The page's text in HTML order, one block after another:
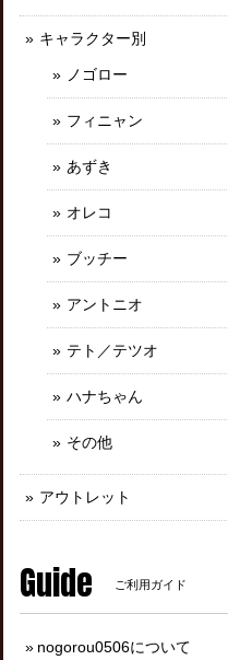
キャラクター別
ノゴロー
フィニャン
あずき
オレコ
ブッチー
アントニオ
テト／テツオ
ハナちゃん
その他
アウトレット
Guide ご利用ガイド
nogorou0506について